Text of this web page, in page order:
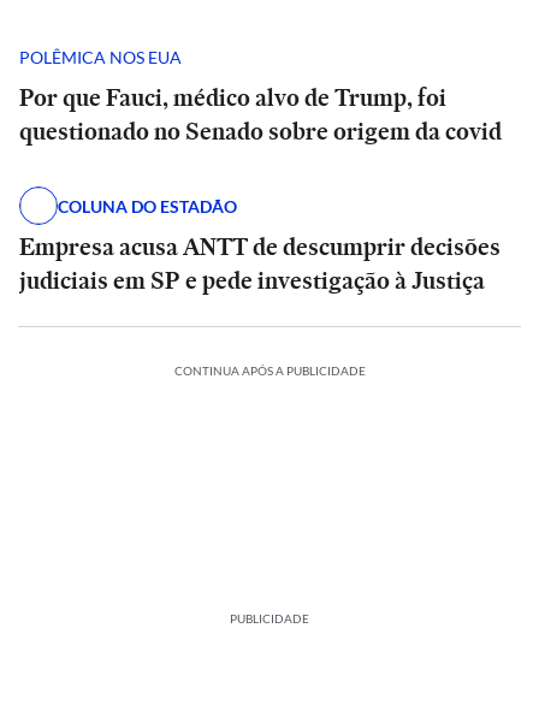
POLÊMICA NOS EUA
Por que Fauci, médico alvo de Trump, foi
questionado no Senado sobre origem da covid
COLUNA DO ESTADÃO
Empresa acusa ANTT de descumprir decisões
judiciais em SP e pede investigação à Justiça
CONTINUA APÓS A PUBLICIDADE
PUBLICIDADE